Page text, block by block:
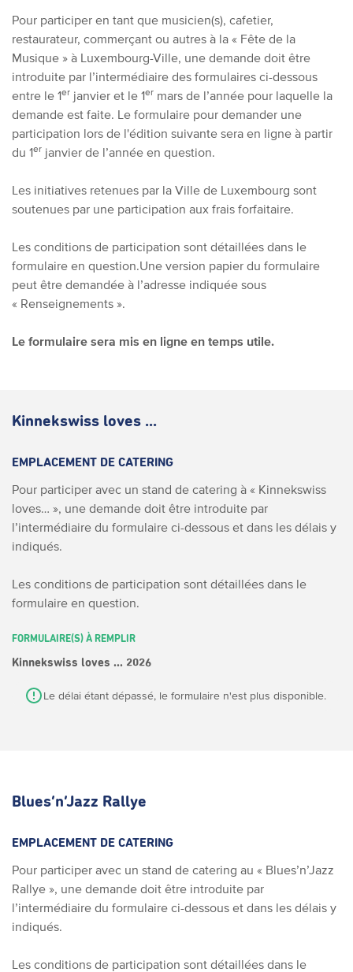
Pour participer en tant que musicien(s), cafetier,
restaurateur, commerçant ou autres à la « Fête de la
Musique » à Luxembourg-Ville, une demande doit être
introduite par l’intermédiaire des formulaires ci-dessous
entre le 1er janvier et le 1er mars de l’année pour laquelle la
demande est faite. Le formulaire pour demander une
participation lors de l'édition suivante sera en ligne à partir
du 1er janvier de l’année en question.
Les initiatives retenues par la Ville de Luxembourg sont
soutenues par une participation aux frais forfaitaire.
Les conditions de participation sont détaillées dans le
formulaire en question.Une version papier du formulaire
peut être demandée à l’adresse indiquée sous
« Renseignements ».
Le formulaire sera mis en ligne en temps utile.
Kinnekswiss loves ...
EMPLACEMENT DE CATERING
Pour participer avec un stand de catering à « Kinnekswiss
loves… », une demande doit être introduite par
l’intermédiaire du formulaire ci-dessous et dans les délais y
indiqués.
Les conditions de participation sont détaillées dans le
formulaire en question.
FORMULAIRE(S) À REMPLIR
Kinnekswiss loves ... 2026
Le délai étant dépassé, le formulaire n'est plus disponible.
Blues’n’Jazz Rallye
EMPLACEMENT DE CATERING
Pour participer avec un stand de catering au « Blues’n’Jazz
Rallye », une demande doit être introduite par
l’intermédiaire du formulaire ci-dessous et dans les délais y
indiqués.
Les conditions de participation sont détaillées dans le